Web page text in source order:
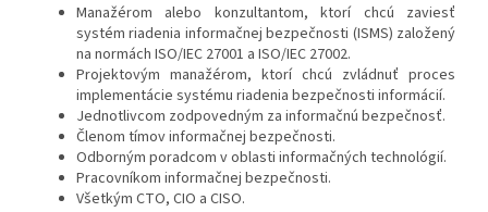
Manažérom alebo konzultantom, ktorí chcú zaviesť
systém riadenia informačnej bezpečnosti (ISMS) založený
na normách ISO/IEC 27001 a ISO/IEC 27002.
Projektovým manažérom, ktorí chcú zvládnuť proces
implementácie systému riadenia bezpečnosti informácií.
Jednotlivcom zodpovedným za informačnú bezpečnosť.
Členom tímov informačnej bezpečnosti.
Odborným poradcom v oblasti informačných technológií.
Pracovníkom informačnej bezpečnosti.
Všetkým CTO, CIO a CISO.